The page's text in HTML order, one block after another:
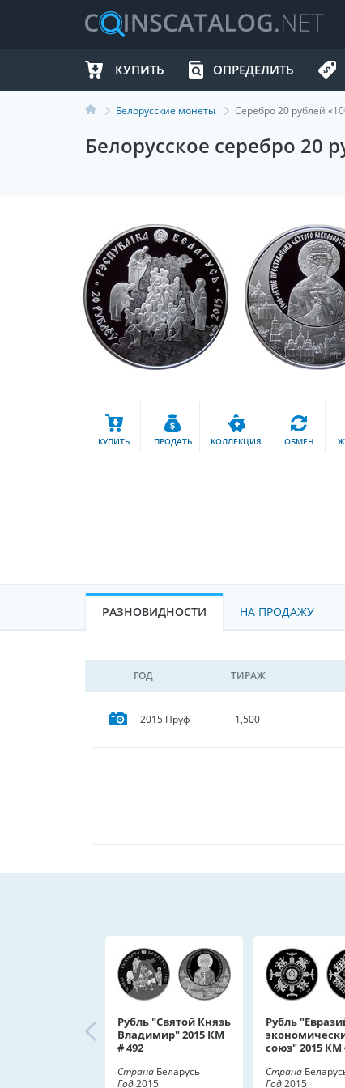
КУПИТЬ ОПРЕДЕЛИТЬ
Белорусские монеты Серебро 20 рублей
Белорусское серебро 20
КУПИТЬ ПРОДАТЬ КОЛЛЕКЦИЯ ОБМЕН
РАЗНОВИДНОСТИ НА ПРОДАЖУ
ГОД ТИРАЖ
2015 Пруф 1,500
Рубль "Святой Князь
Владимир" 2015 КМ
# 492
Страна Беларусь
Год2015
Рубль
союз" 2015 КМ
Страна
Год2015